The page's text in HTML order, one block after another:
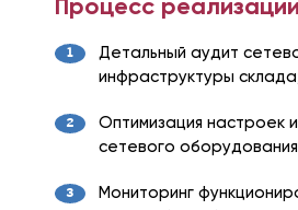
Детальный аудит
инфраструктуры
Оптимизация настроек
сетевого
Мониторинг